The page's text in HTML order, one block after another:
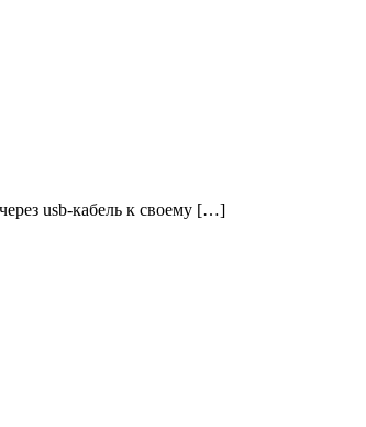
usb-кабель к своему […]